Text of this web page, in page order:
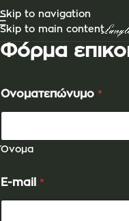
Skip to navigation
Skip to main content
Φόρμα
ο
υ
υ
έ
λ
α
Ονοματεπώνυμο *
Όνομα
E-mail *